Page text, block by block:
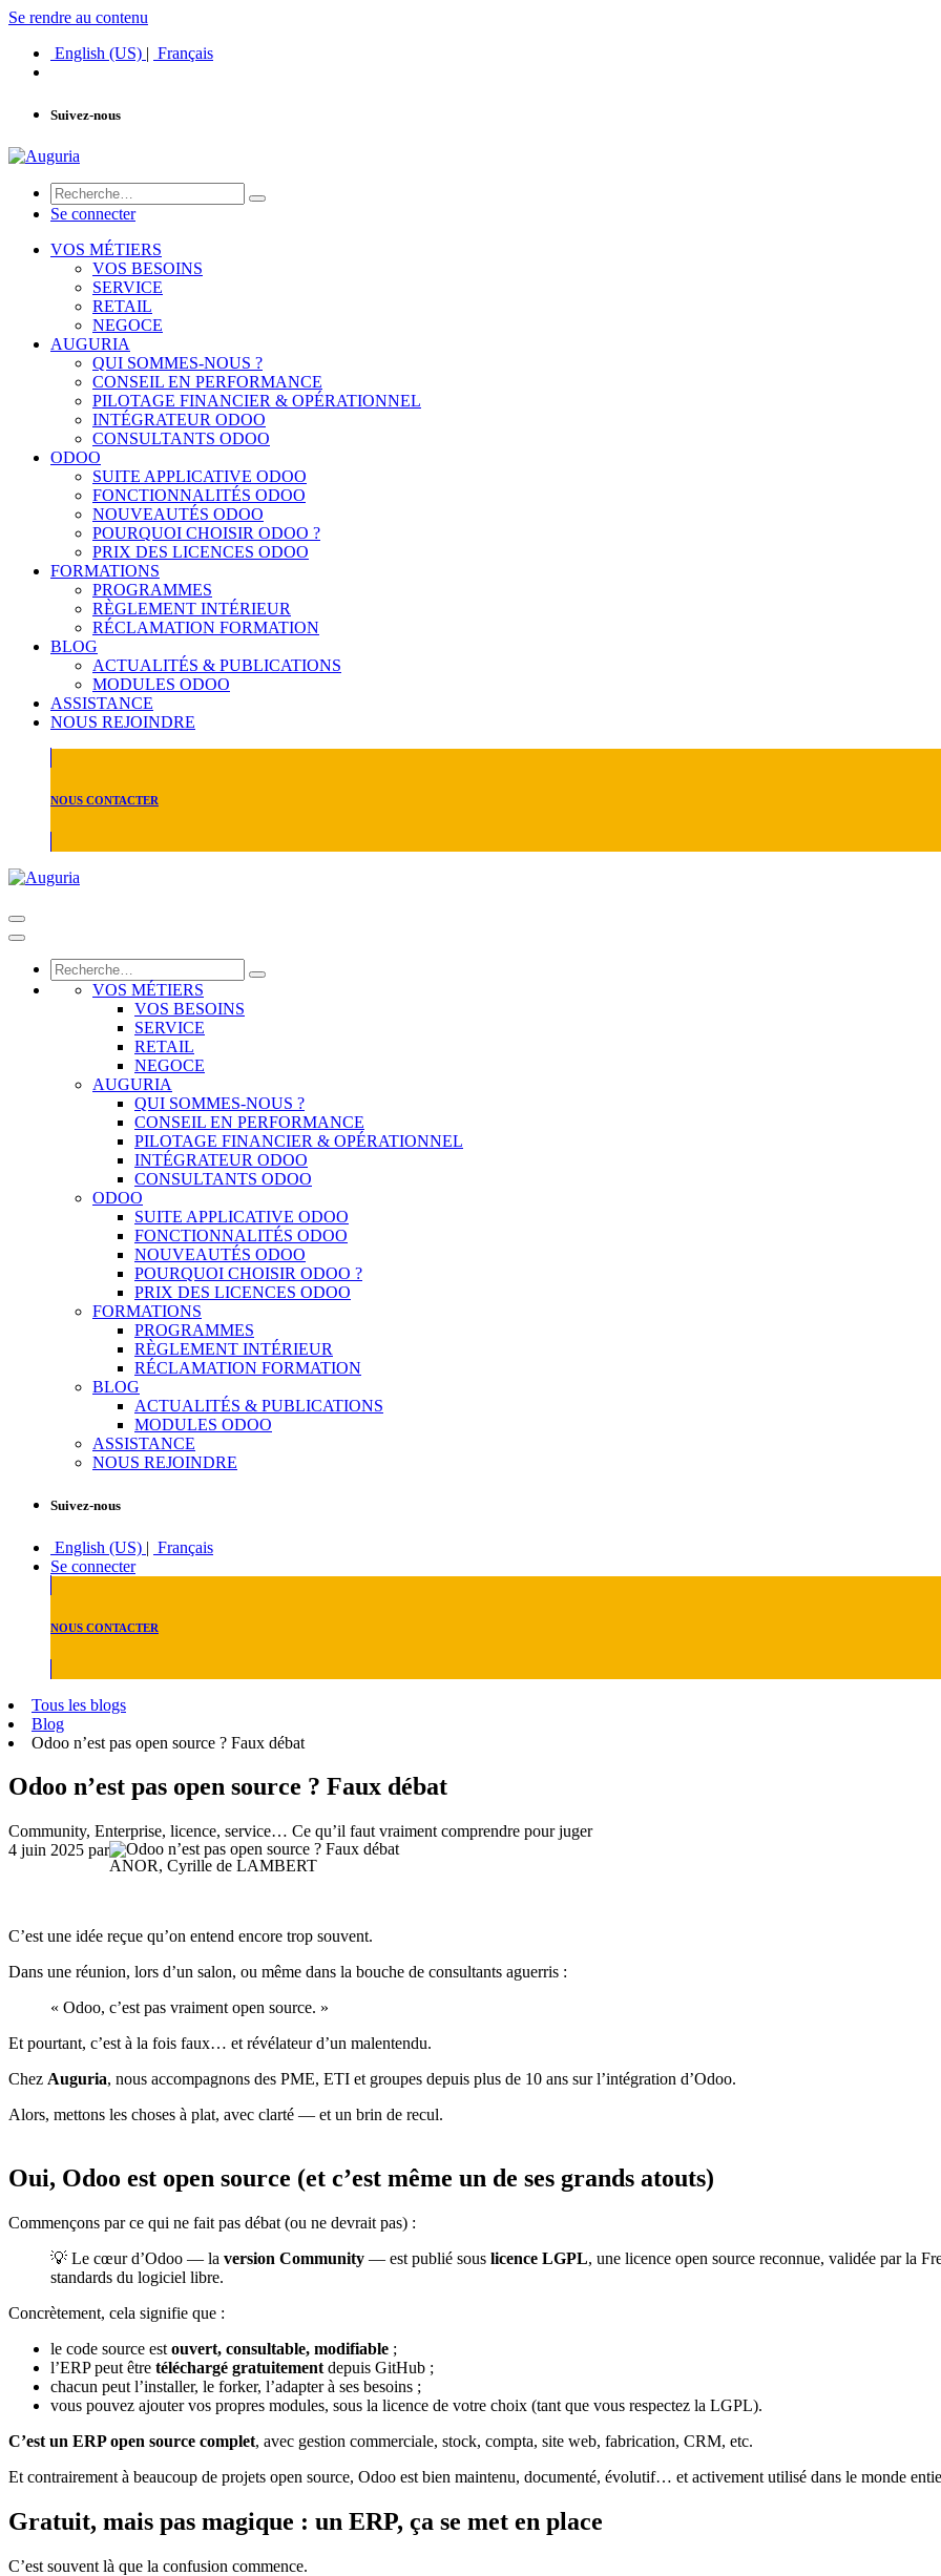
Se rendre au contenu
English (US) | Français
Suivez-nous
Se connecter
VOS MÉTIERS
VOS BESOINS
SERVICE
RETAIL
NEGOCE
AUGURIA
QUI SOMMES-NOUS ?
CONSEIL EN PERFORMANCE
PILOTAGE FINANCIER & OPÉRATIONNEL
INTÉGRATEUR ODOO
CONSULTANTS ODOO
ODOO
SUITE APPLICATIVE ODOO
FONCTIONNALITÉS ODOO
NOUVEAUTÉS ODOO
POURQUOI CHOISIR ODOO ?
PRIX DES LICENCES ODOO
FORMATIONS
PROGRAMMES
RÈGLEMENT INTÉRIEUR
RÉCLAMATION FORMATION
BLOG
ACTUALITÉS & PUBLICATIONS
MODULES ODOO
ASSISTANCE
NOUS REJOINDRE
NOUS CONTACTER
VOS MÉTIERS
VOS BESOINS
SERVICE
RETAIL
NEGOCE
AUGURIA
QUI SOMMES-NOUS ?
CONSEIL EN PERFORMANCE
PILOTAGE FINANCIER & OPÉRATIONNEL
INTÉGRATEUR ODOO
CONSULTANTS ODOO
ODOO
SUITE APPLICATIVE ODOO
FONCTIONNALITÉS ODOO
NOUVEAUTÉS ODOO
POURQUOI CHOISIR ODOO ?
PRIX DES LICENCES ODOO
FORMATIONS
PROGRAMMES
RÈGLEMENT INTÉRIEUR
RÉCLAMATION FORMATION
BLOG
ACTUALITÉS & PUBLICATIONS
MODULES ODOO
ASSISTANCE
NOUS REJOINDRE
Suivez-nous
English (US) | Français
Se connecter
NOUS CONTACTER
Tous les blogs
Blog
Odoo n’est pas open source ? Faux débat
Odoo n’est pas open source ? Faux débat
Community, Enterprise, licence, service… Ce qu’il faut vraiment comprendre pour juger
4 juin 2025 par
ANOR, Cyrille de LAMBERT
C’est une idée reçue qu’on entend encore trop souvent.
Dans une réunion, lors d’un salon, ou même dans la bouche de consultants aguerris :
« Odoo, c’est pas vraiment open source. »
Et pourtant, c’est à la fois faux… et révélateur d’un malentendu.
Chez Auguria, nous accompagnons des PME, ETI et groupes depuis plus de 10 ans sur l’intégration d’Odoo.
Alors, mettons les choses à plat, avec clarté — et un brin de recul.
Oui, Odoo est open source (et c’est même un de ses grands atouts)
Commençons par ce qui ne fait pas débat (ou ne devrait pas) :
💡 Le cœur d’Odoo — la version Community — est publié sous licence LGPL, une licence open source reconnue, validée par la
standards du logiciel libre.
Concrètement, cela signifie que :
le code source est ouvert, consultable, modifiable ;
l’ERP peut être téléchargé gratuitement depuis GitHub ;
chacun peut l’installer, le forker, l’adapter à ses besoins ;
vous pouvez ajouter vos propres modules, sous la licence de votre choix (tant que vous respectez la LGPL).
C’est un ERP open source complet, avec gestion commerciale, stock, compta, site web, fabrication, CRM, etc.
Et contrairement à beaucoup de projets open source, Odoo est bien maintenu, documenté, évolutif… et activement utilisé dans le monde
Gratuit, mais pas magique : un ERP, ça se met en place
C’est souvent là que la confusion commence.